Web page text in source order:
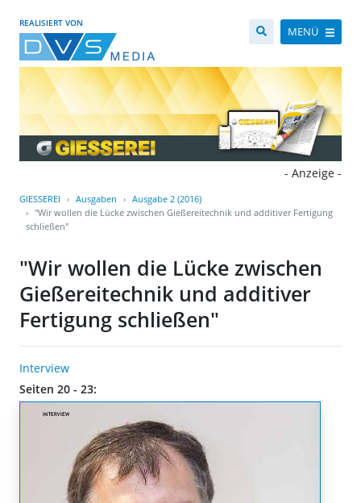
REALISIERT VON
MENÜ
- Anzeige -
GIESSEREI Ausgaben
Ausgabe 2 (2016)
"Wir wollen die Lücke zwischen Gießereitechnik und additiver Fertigung
schließen"
"Wir wollen die Lücke zwischen
Gießereitechnik und additiver
Fertigung schließen"
Interview
Seiten 20 - 23: